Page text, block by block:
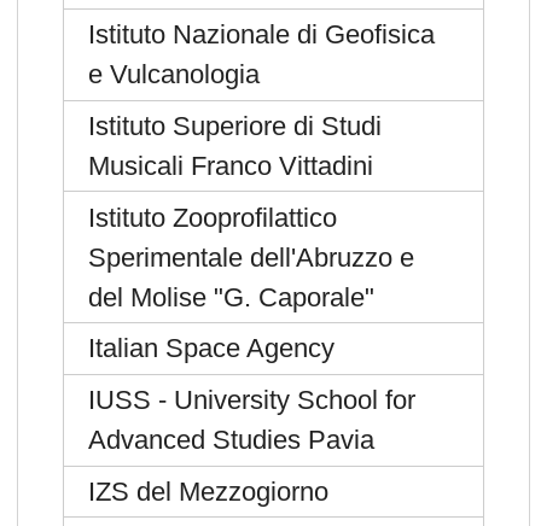
Istituto Nazionale di Geofisica
e Vulcanologia
Istituto Superiore di Studi
Musicali Franco Vittadini
Istituto Zooprofilattico
Sperimentale dell'Abruzzo e
del Molise "G. Caporale"
Italian Space Agency
IUSS - University School for
Advanced Studies Pavia
IZS del Mezzogiorno